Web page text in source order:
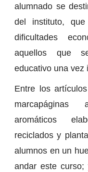
alumnado se
del instituto,
dificultades
aquellos que
educativo una vez
Entre los
marcapáginas
aromáticos
reciclados y
alumnos en un
andar este